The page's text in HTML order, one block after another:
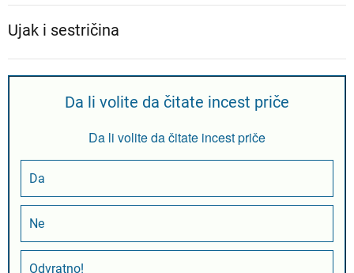
Ujak i sestričina
Da li volite da čitate incest priče
Da li volite da čitate incest priče
Da
Ne
Odvratno!